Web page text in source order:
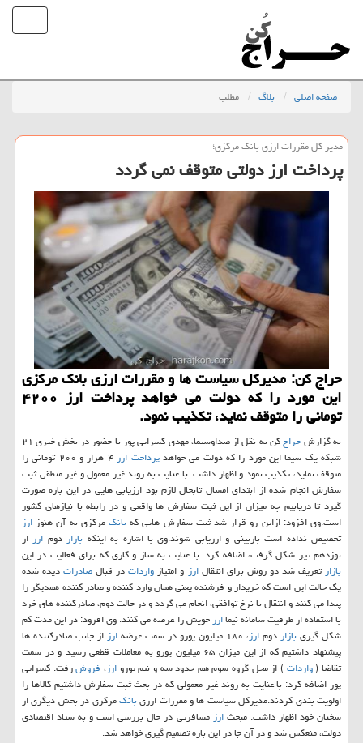
صفحه اصلی بلاگ مطلب
مدیر كل مقررات ارزی بانك مركزی؛
پرداخت ارز دولتی متوقف نمی گردد
حراج كن: مدیركل سیاست ها و مقررات ارزی بانك مركزی
این مورد را كه دولت می خواهد پرداخت ارز ۴۲۰۰
تومانی را متوقف نماید، تكذیب نمود.
به گزارشحراج
كن به نقل از صداوسیما، مهدی كسرایی پور با حضور در بخش خبری ۲۱
شبكه یك سیما این مورد را كه دولت می خواهدپرداخت ارز
۴ هزار و ۲۰۰ تومانی را
متوقف نماید، تكذیب نمود و اظهار داشت: با عنایت به روند غیر معمول و غیر منطقی ثبت
سفارش انجام شده از ابتدای امسال تابحال لازم بود ارزیابی هایی در این باره صورت
گیرد تا دریابیم چه میزان از این ثبت سفارش ها واقعی و در رابطه با نیازهای كشور
است.وی افزود: ازاین رو قرار شد ثبت سفارش هایی كهبانكمركزی به آن هنوزارز
تخصیص نداده است بازبینی و ارزیابی شوند.وی با اشاره به اینكه بازاردوم ارزاز
نوزدهم تیر شكل گرفت، اضافه كرد: با عنایت به ساز و كاری كه برای فعالیت در این
بازارتعریف شد دو روش برای انتقالارز و امتیازوارداتدر قبالصادراتدیده شده
یك حالت این است كه خریدار و فرشنده یعنی همان وارد كننده و صادر كننده همدیگر را
پیدا می كنند و انتقال با نرخ توافقی، انجام می گردد و در حالت دوم، صادركننده های خرد
با استفاده از ظرفیت سامانه نیماارزخویش را عرضه می كنند. وی افزود: در این مدت كم
شكل گیریبازاردومارز، ۱۸۰ میلیون یورو در سمت عرضه ارزاز جانب صادركننده ها
پیشنهاد داشتیم كه از این میزان ۶۵ میلیون یورو به معاملات قطعی رسید و در سمت
تقاضا (واردات) از محل گروه سوم هم حدود سه و نیم یوروارز، فروشرفت. كسرایی
پور اضافه كرد: با عنایت به روند غیر معمولی كه در بحث ثبت سفارش داشتیم كالاها را
اولویت بندی كردند.مدیركل سیاست ها و مقررات ارزیبانكمركزی در بخش دیگری از
سخنان خود اظهار داشت: مبحثارزمسافرتی در حال بررسی است و به ستاد اقتصادی
دولت، منعكس شد و در آن جا در این باره تصمیم گیری خواهد شد.